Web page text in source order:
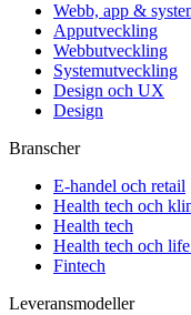
Webb, app &
Apputveckling
Webbutveckling
Systemutveckling
Design och UX
Design
Branscher
E-handel och retail
Health tech och
Health tech
Health tech och
Fintech
Leveransmodeller